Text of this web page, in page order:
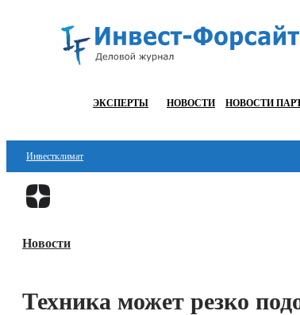
ЭКСПЕРТЫ НОВОСТИ НОВОСТИ
Инвестклимат
Финансы
Блокчейн
Новости
Техника может резко